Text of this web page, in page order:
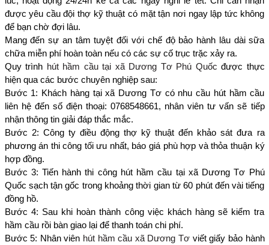
được yêu cầu đội thợ kỹ thuật có mặt tận nơi ngay lập tức không
để bạn chờ đợi lâu.
Mang đến sự an tâm tuyệt đối với chế độ bảo hành lâu dài sữa
chữa miễn phí hoàn toàn nếu có các sự cố trục trặc xảy ra.
Quy trình hút hầm cầu tại xã Dương Tơ Phú Quốc được thực
hiện qua các bước chuyên nghiệp sau:
Bước 1: Khách hàng tại xã Dương Tơ có nhu cầu hút hầm cầu
liên hệ đến số điện thoại: 0768548661, nhân viên tư vấn sẽ tiếp
nhận thông tin giải đáp thắc mắc.
Bước 2: Công ty điều động thợ kỹ thuật đến khảo sát đưa ra
phương án thi công tối ưu nhất, báo giá phù hợp và thỏa thuận ký
hợp đồng.
Bước 3: Tiến hành thi công hút hầm cầu tại xã Dương Tơ Phú
Quốc sạch tận gốc trong khoảng thời gian từ 60 phút đến vài tiếng
đồng hồ.
Bước 4: Sau khi hoàn thành công việc khách hàng sẽ kiểm tra
hầm cầu rồi bàn giao lại để thanh toán chi phí.
Bước 5: Nhân viên hút hầm cầu xã Dương Tơ viết giấy bảo hành